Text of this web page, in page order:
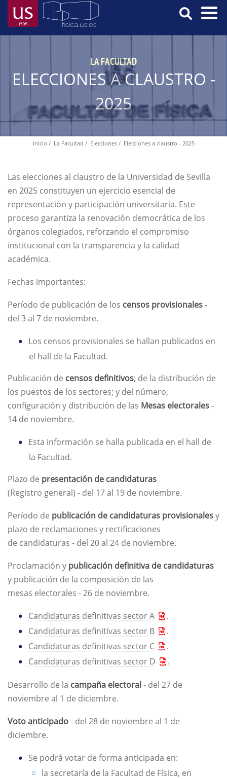
Pasar
contenido
LA FACULTAD
ELECCIONES A CLAUSTRO -
2025
navegación
Inicio La Facultad Elecciones Elecciones a claustro - 2025
Las elecciones al claustro de la Universidad de Sevilla
en 2025 constituyen un ejercicio esencial de
representación y participación universitaria. Este
proceso garantiza la renovación democrática de los
órganos colegiados, reforzando el compromiso
institucional con la transparencia y la calidad
académica.
Fechas importantes:
Período de publicación de los censos provisionales-
del 3 al 7 de noviembre.
Los censos provisionales se hallan publicados en
el hall de la Facultad.
Publicación de censos definitivos; de la distribución de
los puestos de los sectores; y del número,
configuración y distribución de las Mesas electorales-
14 de noviembre.
Esta información se halla publicada en el hall de
la Facultad.
Plazo de presentación de candidaturas
(Registro general) - del 17 al 19 de noviembre.
Período de publicación de candidaturas provisionalesy
plazo de reclamaciones y rectificaciones
de candidaturas - del 20 al 24 de noviembre.
Proclamación y publicación definitiva de candidaturas
y publicación de la composición de las
mesas electorales - 26 de noviembre.
Candidaturas definitivas sector A
.
Candidaturas definitivas sector B
.
Candidaturas definitivas sector C
.
Candidaturas definitivas sector D
.
Desarrollo de la campaña electoral - del 27 de
noviembre al 1 de diciembre.
Voto anticipado- del 28 de noviembre al 1 de
diciembre.
Se podrá votar de forma anticipada en:
la secretaría de la Facultad de Física, en